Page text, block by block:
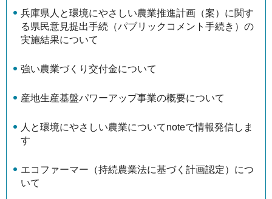
兵庫県人と環境にやさしい農業推進計画（案）に関す
る県民意見提出手続（パブリックコメント手続き）の
実施結果について
強い農業づくり交付金について
産地生産基盤パワーアップ事業の概要について
人と環境にやさしい農業についてnoteで情報発信しま
す
エコファーマー（持続農業法に基づく計画認定）につ
いて